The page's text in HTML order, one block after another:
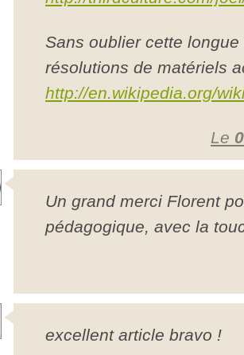
Sans oublier cette
résolutions de matériels
http://en.wikipedia.org/
Le
Un grand merci Florent
pédagogique, avec la
excellent article bravo !